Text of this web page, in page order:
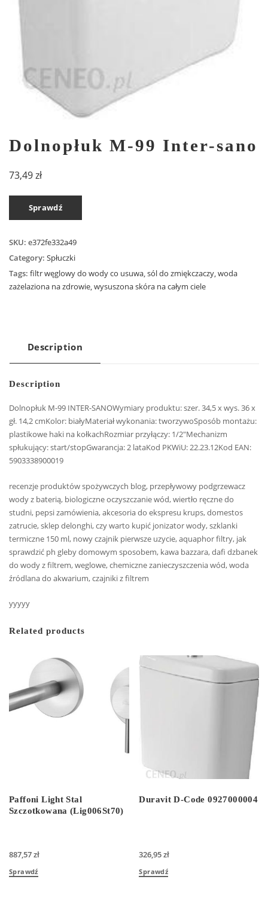
Dolnopłuk M-99 Inter-sano
73,49zł
Sprawdź
SKU: e372fe332a49
Category: Spłuczki
Tags: filtr węglowy do wody co usuwa,sól do zmiękczaczy,woda
zażelaziona na zdrowie,wysuszona skóra na całym ciele
Description
Description
Dolnopłuk M-99 INTER-SANOWymiary produktu: szer. 34,5 x wys. 36 x
gł. 14,2 cmKolor: białyMateriał wykonania: tworzywoSposób montażu:
plastikowe haki na kołkachRozmiar przyłączy: 1/2″Mechanizm
spłukujący: start/stopGwarancja: 2 lataKod PKWiU: 22.23.12Kod EAN:
5903338900019
recenzje produktów spożywczych blog, przepływowy podgrzewacz
wody z baterią, biologiczne oczyszczanie wód, wiertło ręczne do
studni, pepsi zamówienia, akcesoria do ekspresu krups, domestos
zatrucie, sklep delonghi, czy warto kupić jonizator wody, szklanki
termiczne 150 ml, nowy czajnik pierwsze uzycie, aquaphor filtry, jak
sprawdzić ph gleby domowym sposobem, kawa bazzara, dafi dzbanek
do wody z filtrem, weglowe, chemiczne zanieczyszczenia wód, woda
źródlana do akwarium, czajniki z filtrem
yyyyy
Related products
Paffoni Light Stal
Szczotkowana (Lig006St70)
887,57zł
Sprawdź
Duravit D-Code 0927000004
326,95zł
Sprawdź